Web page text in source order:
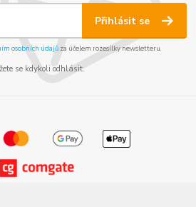
Přihlásit se
osobních údajůza účelem rozesílky newsletteru.
se kdykoli odhlásit.